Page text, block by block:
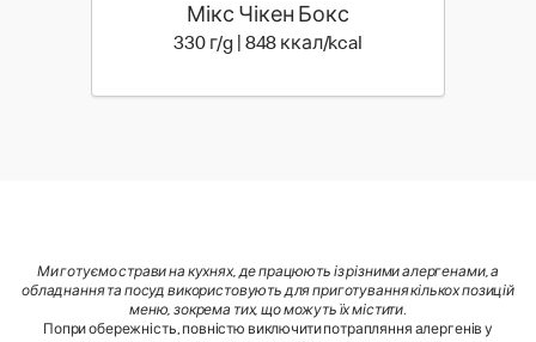
Мікс Чікен Бокс
330 г/g | 848 ккал/kcal
Ми готуємо страви на кухнях, де працюють із різними алергенами, а
обладнання та посуд використовують для приготування кількох позицій
меню, зокрема тих, що можуть їх містити.
Попри обережність, повністю виключити потрапляння алергенів у